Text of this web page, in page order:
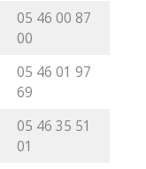
05 46 00 87
00
05 46 01 97
69
05 46 35 51
01